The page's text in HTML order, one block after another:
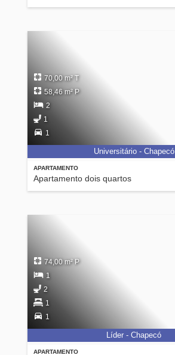
APARTAMENTO
Apartamento dois quartos
70,00 m² T
58,46 m² P
2
1
1
Universitário - Chapecó
APARTAMENTO
74,00 m² P
1
2
1
1
Líder - Chapecó